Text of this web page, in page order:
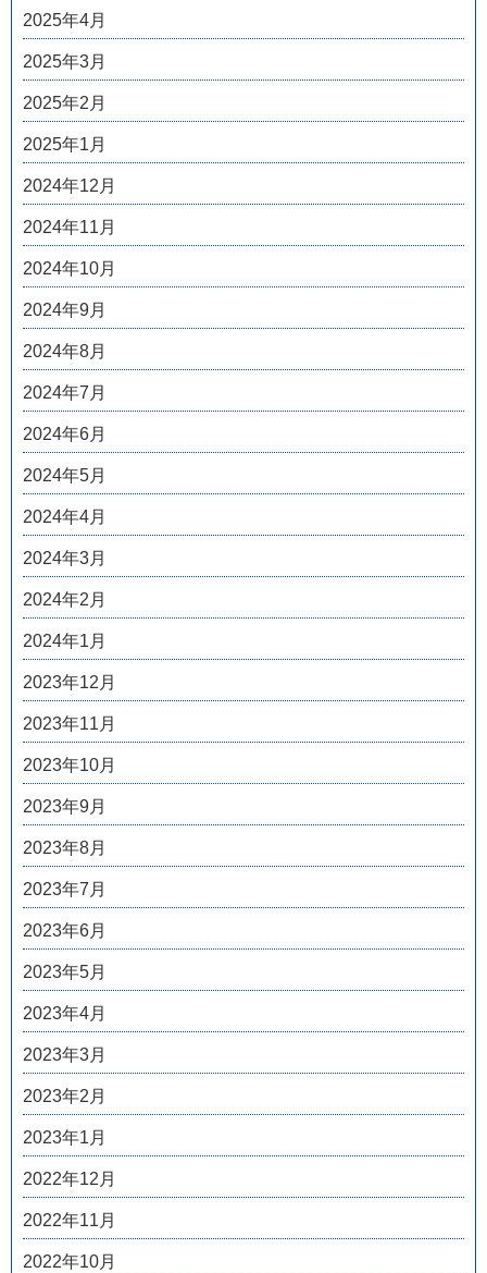
2025年4月
2025年3月
2025年2月
2025年1月
2024年12月
2024年11月
2024年10月
2024年9月
2024年8月
2024年7月
2024年6月
2024年5月
2024年4月
2024年3月
2024年2月
2024年1月
2023年12月
2023年11月
2023年10月
2023年9月
2023年8月
2023年7月
2023年6月
2023年5月
2023年4月
2023年3月
2023年2月
2023年1月
2022年12月
2022年11月
2022年10月